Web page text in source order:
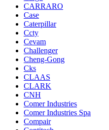
CARRARO
Case
Caterpillar
Ccty
Cevam
Challenger
Cheng-Gong
Cks
CLAAS
CLARK
CNH
Comer Industries
Comer Industries Spa
Compair